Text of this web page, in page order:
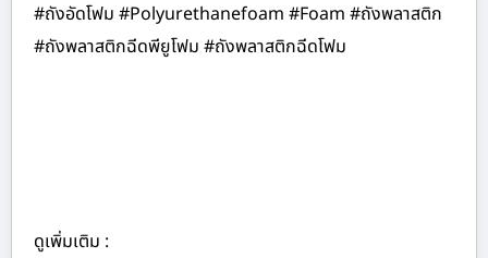
#ถังอัดโฟม #Polyurethanefoam #Foam #ถังพลาสติก
#ถังพลาสติกฉีดพียูโฟม #ถังพลาสติกฉีดโฟม
ดูเพิ่มเติม :